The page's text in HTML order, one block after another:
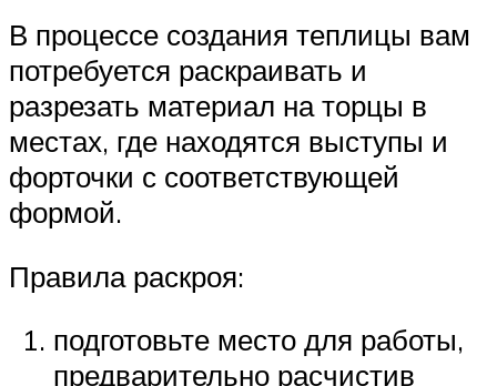
В процессе создания теплицы вам
потребуется раскраивать и
разрезать материал на торцы в
местах, где находятся выступы и
форточки с соответствующей
формой.
Правила раскроя:
подготовьте место для работы,
предварительно расчистив